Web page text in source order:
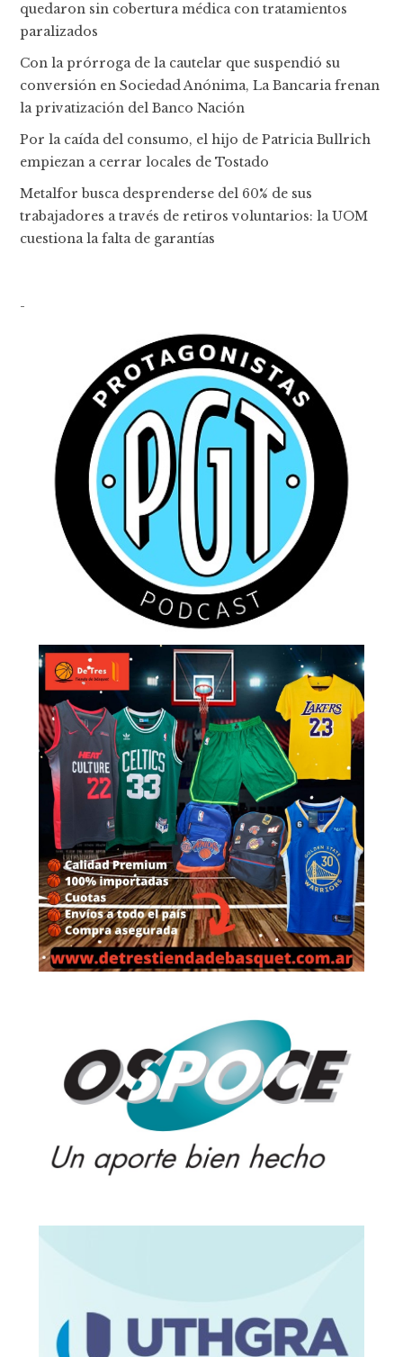
quedaron sin cobertura médica con tratamientos
paralizados
Con la prórroga de la cautelar que suspendió su
conversión en Sociedad Anónima, La Bancaria frenan
la privatización del Banco Nación
Por la caída del consumo, el hijo de Patricia Bullrich
empiezan a cerrar locales de Tostado
Metalfor busca desprenderse del 60% de sus
trabajadores a través de retiros voluntarios: la UOM
cuestiona la falta de garantías
-